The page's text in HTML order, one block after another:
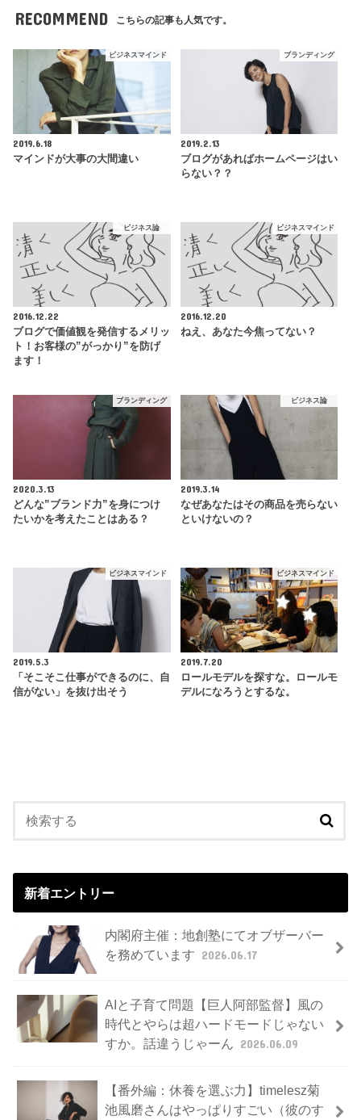
RECOMMEND こちらの記事も人気です。
ビジネスマインド
2019.6.18
マインドが大事の大間違い
ブランディング
2019.2.13
ブログがあればホームページはい
らない？？
ビジネス論
2016.12.22
ブログで価値観を発信するメリッ
ト！お客様の”がっかり”を防げ
ます！
ビジネスマインド
2016.12.20
ねえ、あなた今焦ってない？
ブランディング
2020.3.13
どんな”ブランド力”を身につけ
たいかを考えたことはある？
ビジネス論
2019.3.14
なぜあなたはその商品を売らない
といけないの？
ビジネスマインド
2019.5.3
「そこそこ仕事ができるのに、自
信がない」を抜け出そう
ビジネスマインド
2019.7.20
ロールモデルを探すな。ロールモ
デルになろうとするな。
新着エントリー
内閣府主催：地創塾にてオブザーバー
を務めています 2026.06.17
AIと子育て問題【巨人阿部監督】風の
時代とやらは超ハードモードじゃない
すか。話違うじゃーん 2026.06.09
【番外編：休養を選ぶ力】timelesz菊
池風磨さんはやっぱりすごい（彼のす